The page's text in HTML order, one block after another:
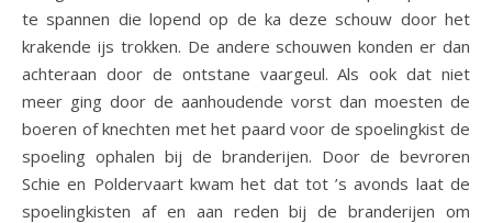
te spannen die lopend op de ka deze schouw door het
krakende ijs trokken. De andere schouwen konden er dan
achteraan door de ontstane vaargeul. Als ook dat niet
meer ging door de aanhoudende vorst dan moesten de
boeren of knechten met het paard voor de spoelingkist de
spoeling ophalen bij de branderijen. Door de bevroren
Schie en Poldervaart kwam het dat tot ’s avonds laat de
spoelingkisten af en aan reden bij de branderijen om